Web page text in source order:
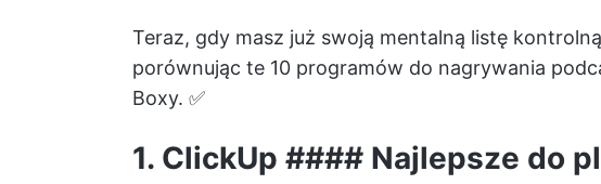
Teraz, gdy masz już swoją mentalną listę
porównując te 10 programów do nagrywania
Boxy. ✅
1. ClickUp #### Najlepsze do